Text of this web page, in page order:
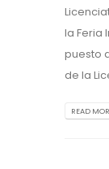
la Feria
puesto
de la
READ